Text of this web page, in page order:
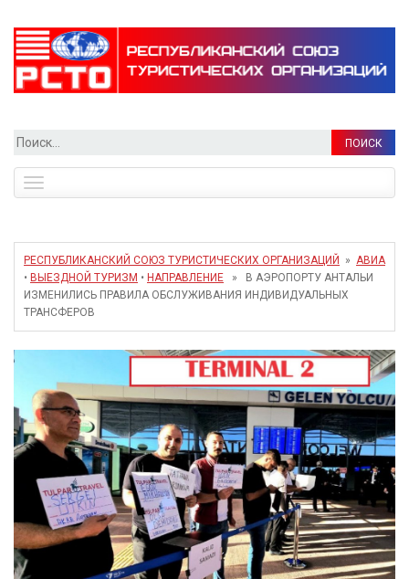
Найти:
navigation
РЕСПУБЛИКАНСКИЙ СОЮЗ ТУРИСТИЧЕСКИХ ОРГАНИЗАЦИЙ » АВИА
• ВЫЕЗДНОЙ ТУРИЗМ • НАПРАВЛЕНИЕ » В АЭРОПОРТУ АНТАЛЬИ
ИЗМЕНИЛИСЬ ПРАВИЛА ОБСЛУЖИВАНИЯ ИНДИВИДУАЛЬНЫХ
ТРАНСФЕРОВ